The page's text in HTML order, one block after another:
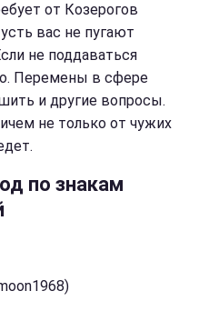
от Козерогов
вас не пугают
не поддаваться
Перемены в сфере
и другие вопросы.
не только от чужих
по знакам